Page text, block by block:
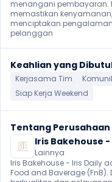
menangani pembayaran.
memastikan
menciptakan
pelanggan
Keahlian yang
Kerjasama Tim
Siap Kerja Weekend
Tentang Perusahaan
Iris Bakehouse -
Lainnya
Iris Bakehouse - Iris Daily
Food and Baverage